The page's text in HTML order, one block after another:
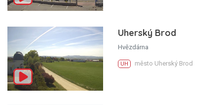
Uherský Brod
Hvězdárna
UH město Uherský Brod